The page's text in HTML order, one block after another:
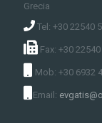
Grecia
Tel: +30 22540
Fax: +30
Mob: +30 6932
Email: